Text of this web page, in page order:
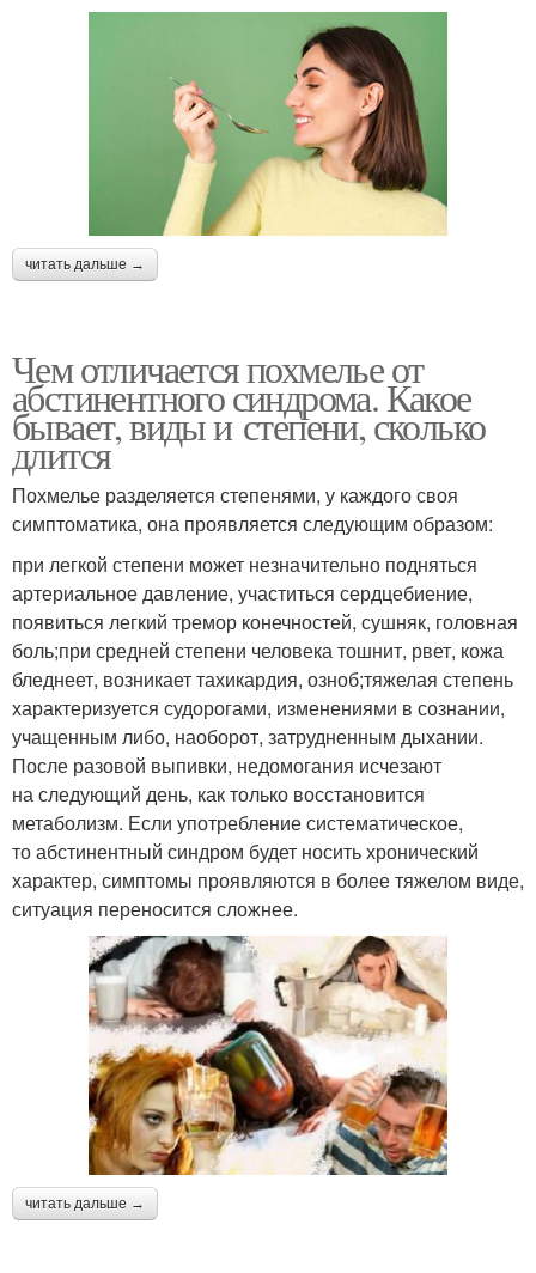
читать дальше →
Чем отличается похмелье от
абстинентного синдрома. Какое
бывает, виды и степени, сколько
длится
Похмелье разделяется степенями, у каждого своя
симптоматика, она проявляется следующим образом:
при легкой степени может незначительно подняться
артериальное давление, участиться сердцебиение,
появиться легкий тремор конечностей, сушняк, головная
боль;при средней степени человека тошнит, рвет, кожа
бледнеет, возникает тахикардия, озноб;тяжелая степень
характеризуется судорогами, изменениями в сознании,
учащенным либо, наоборот, затрудненным дыхании.
После разовой выпивки, недомогания исчезают
на следующий день, как только восстановится
метаболизм. Если употребление систематическое,
то абстинентный синдром будет носить хронический
характер, симптомы проявляются в более тяжелом виде,
ситуация переносится сложнее.
читать дальше →